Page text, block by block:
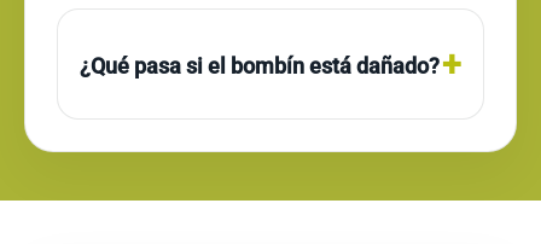
¿Qué pasa si el bombín está dañado?